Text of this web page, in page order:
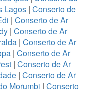
Lagos| Conserto de
| Conserto de Ar
| Conserto de Ar
| Conserto de Ar
| Conserto de Ar
| Conserto de Ar
| Conserto de Ar
Morumbi | Conserto